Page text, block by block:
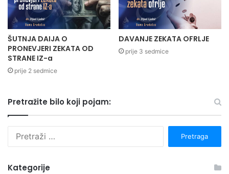
ŠUTNJA DAIJA O
PRONEVJERI ZEKATA OD
STRANE IZ-a
prije 2 sedmice
DAVANJE ZEKATA OFRLJE
prije 3 sedmice
Pretražite bilo koji pojam:
Kategorije